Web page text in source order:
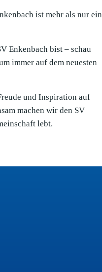
ist mehr als nur ein
Enkenbach bist – schau
immer auf dem neuesten
und Inspiration auf
machen wir den SV
lebt.